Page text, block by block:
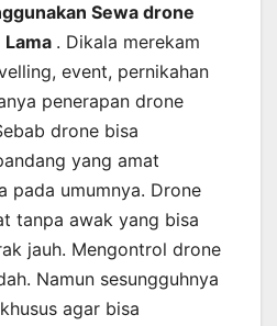
Sewa drone
Lama . Dikala merekam
event, pernikahan
penerapan drone
drone bisa
yang amat
pada umumnya. Drone
tanpa awak yang bisa
jauh. Mengontrol drone
Namun sesungguhnya
agar bisa